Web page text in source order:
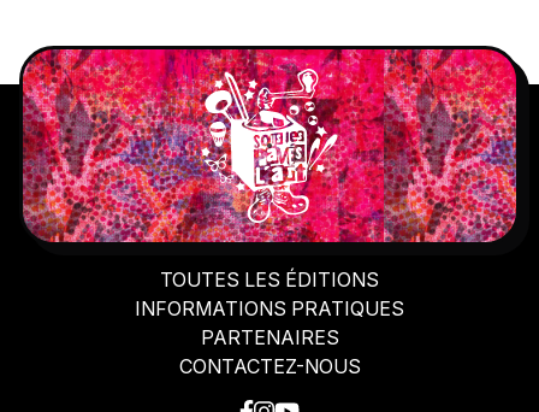
TOUTES LES ÉDITIONS
INFORMATIONS PRATIQUES
PARTENAIRES
CONTACTEZ-NOUS